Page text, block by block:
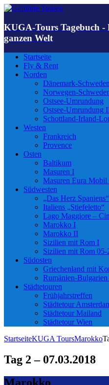
KUGA-Tours Tagebuch -
ganzen Welt
Startseite
Fly & Rent
Norden
Dänemark-
Norwegen-
Ostsee-Umrundung
Ostsee-Umrundung
Schottland-Irland-
Westen
Frankreich
Provence
Osten
Baltikum
Masuren I
Masuren Eura Mobil
Südwesten
„Das Herz Spaniens“
Italiens „Stiefeletto“
Lago Maggiore –
Marokko I
Marokko II
Sizilien mit Rom I
Sizilien mit Rom 05-
Südosten
Griechenland mit
Rumänien-
Städtetouren
Frühjahrstreffen
Städtetour
Städtetour Mailand
Städtetour Wien
StartseiteKUGA ToursMarokko
Tag 2 – 07.03.2018